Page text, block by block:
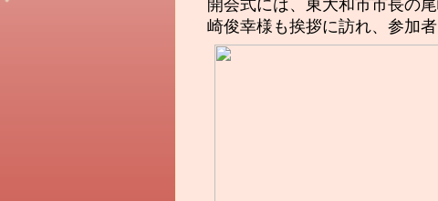
開会式には、東大和市市長の
崎俊幸様も挨拶に訪れ、参加